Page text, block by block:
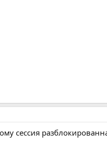
сессия